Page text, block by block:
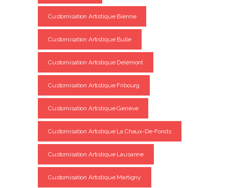
Customisation Artistique Bienne
Customisation Artistique Bulle
Customisation Artistique Delémont
Customisation Artistique Fribourg
Customisation Artistique Genève
Customisation Artistique La Chaux-De-Fonds
Customisation Artistique Lausanne
Customisation Artistique Martigny